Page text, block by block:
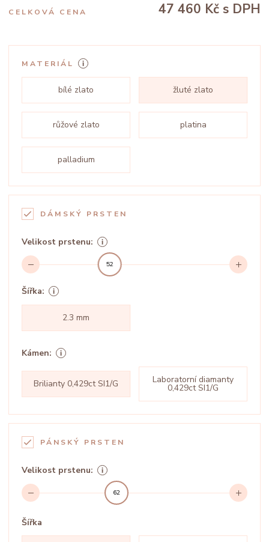
CELKOVÁ CENA 47 460 Kč s DPH
MATERIÁL
bílé zlato žluté zlato
růžové zlato platina
palladium
DÁMSKÝ PRSTEN
Velikost prstenu:
52
Šířka:
2.3 mm
Kámen:
Brilianty 0,429ct SI1/G Laboratorní diamanty
0,429ct SI1/G
PÁNSKÝ PRSTEN
Velikost prstenu:
62
Šířka